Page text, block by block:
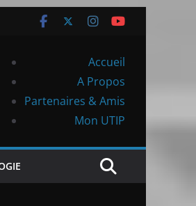
Accueil
A Propos
Partenaires & Amis
Mon UTIP